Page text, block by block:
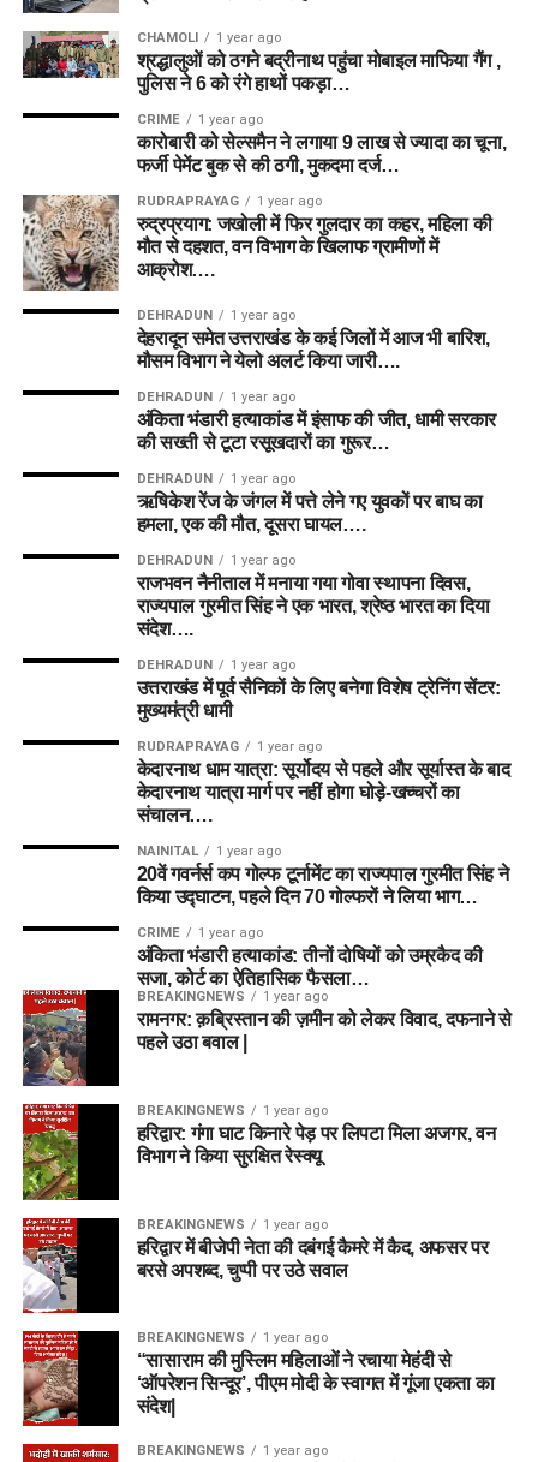
CHAMOLI 1 year ago
श्रद्धालुओं को ठगने बद्रीनाथ पहुंचा मोबाइल माफिया गैंग ,
पुलिस ने 6 को रंगे हाथों पकड़ा…
CRIME 1 year ago
कारोबारी को सेल्समैन ने लगाया 9 लाख से ज्यादा का चूना,
फर्जी पेमेंट बुक से की ठगी, मुकदमा दर्ज…
RUDRAPRAYAG 1 year ago
रुद्रप्रयाग: जखोली में फिर गुलदार का कहर, महिला की
मौत से दहशत, वन विभाग के खिलाफ ग्रामीणों में
आक्रोश….
DEHRADUN 1 year ago
देहरादून समेत उत्तराखंड के कई जिलों में आज भी बारिश,
मौसम विभाग ने येलो अलर्ट किया जारी….
DEHRADUN 1 year ago
अंकिता भंडारी हत्याकांड में इंसाफ की जीत, धामी सरकार
की सख्ती से टूटा रसूखदारों का गुरूर…
DEHRADUN 1 year ago
ऋषिकेश रेंज के जंगल में पत्ते लेने गए युवकों पर बाघ का
हमला, एक की मौत, दूसरा घायल….
DEHRADUN 1 year ago
राजभवन नैनीताल में मनाया गया गोवा स्थापना दिवस,
राज्यपाल गुरमीत सिंह ने एक भारत, श्रेष्ठ भारत का दिया
संदेश….
DEHRADUN 1 year ago
उत्तराखंड में पूर्व सैनिकों के लिए बनेगा विशेष ट्रेनिंग सेंटर:
मुख्यमंत्री धामी
RUDRAPRAYAG 1 year ago
केदारनाथ धाम यात्रा: सूर्योदय से पहले और सूर्यास्त के बाद
केदारनाथ यात्रा मार्ग पर नहीं होगा घोड़े-खच्चरों का
संचालन….
NAINITAL 1 year ago
20वें गवर्नर्स कप गोल्फ टूर्नामेंट का राज्यपाल गुरमीत सिंह ने
किया उद्घाटन, पहले दिन 70 गोल्फरों ने लिया भाग…
CRIME 1 year ago
अंकिता भंडारी हत्याकांड: तीनों दोषियों को उम्रकैद की
सजा, कोर्ट का ऐतिहासिक फैसला…
BREAKINGNEWS 1 year ago
रामनगर: क़ब्रिस्तान की ज़मीन को लेकर विवाद, दफनाने से
पहले उठा बवाल |
BREAKINGNEWS 1 year ago
हरिद्वार: गंगा घाट किनारे पेड़ पर लिपटा मिला अजगर, वन
विभाग ने किया सुरक्षित रेस्क्यू
BREAKINGNEWS 1 year ago
हरिद्वार में बीजेपी नेता की दबंगई कैमरे में कैद, अफसर पर
बरसे अपशब्द, चुप्पी पर उठे सवाल
BREAKINGNEWS 1 year ago
“सासाराम की मुस्लिम महिलाओं ने रचाया मेहंदी से
‘ऑपरेशन सिन्दूर’, पीएम मोदी के स्वागत में गूंजा एकता का
संदेश|
BREAKINGNEWS 1 year ago